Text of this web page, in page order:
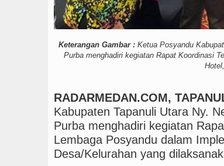
Keterangan Gambar : Ketua Posyandu
Purba menghadiri kegiatan Rapat Koordinasi
RADARMEDAN.COM,
Kabupaten Tapanuli Utara Ny.
Purba menghadiri kegiatan
Lembaga Posyandu dalam
Desa/Kelurahan yang